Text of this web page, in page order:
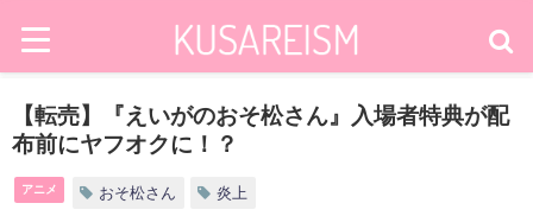
【転売】『えいがのおそ松さん』入場者特典が配
布前にヤフオクに！？
アニメ おそ松さん 炎上